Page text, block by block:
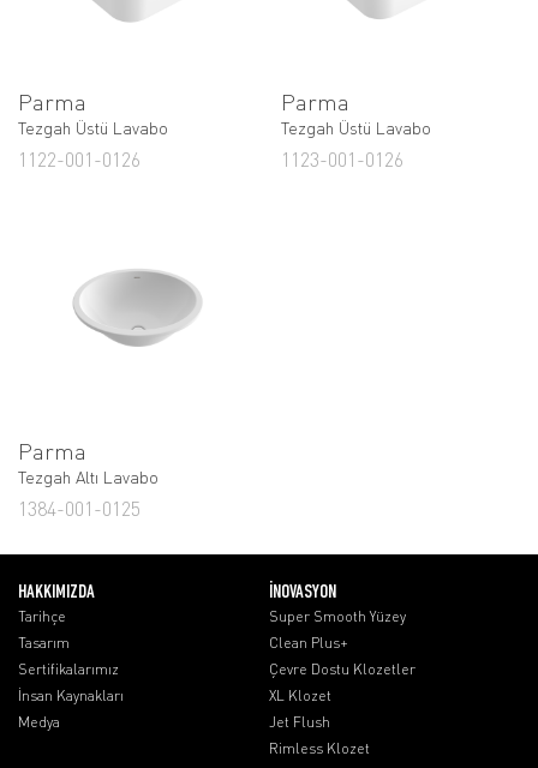
Parma
Tezgah Üstü Lavabo
1122-001-0126
Parma
Tezgah Üstü Lavabo
1123-001-0126
Parma
Tezgah Altı Lavabo
1384-001-0125
HAKKIMIZDA
Tarihçe
Tasarım
Sertifikalarımız
İnsan Kaynakları
Medya
İNOVASYON
Super Smooth Yüzey
Clean Plus+
Çevre Dostu Klozetler
XL Klozet
Jet Flush
Rimless Klozet